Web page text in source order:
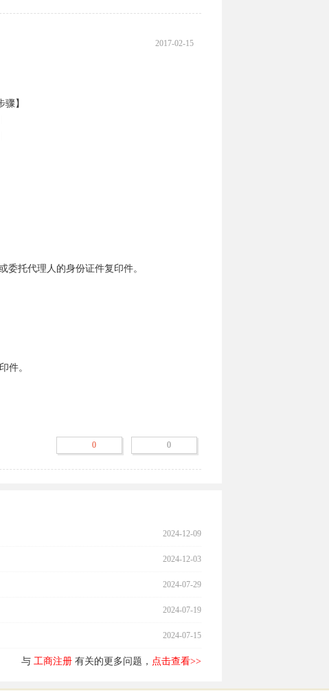
户，你要告诉银行是开验资户。开立好公司
缴制注册忽略此步骤】
章程、核名通知、房租合同、房产证复印
以下注册资金）。【认缴制注册忽略此步
、股东（发起人）名单、董事经理监理情
，连同核名通知、公司章程、房租合同、房
取执照。
，去刻公章、财务章。后面步骤中，均需要
格也不同。
的那个银行的同一网点去办理。
罚款的！
2017-02-15
骤】
委托代理人的身份证件复印件。
会决议由公司董事签字）及身份证件复印
由公司董事签字）及身份证件复印件。
定规定必须在登记前报经批准的项目，提交
0 0
2024-12-09
2024-12-03
2024-07-29
2024-07-19
2024-07-15
与 工商注册 有关的更多问题， 点击查看>>